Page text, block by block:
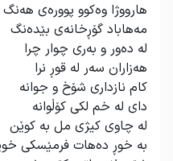
هارووژا وەكوو پوورەی هەنگ
مەهاباد گۆڕخانەی بێدەنگ
لە دەور و بەری چوار چرا
هەزاران سەر لە قوڕ نرا
كام نازداری شۆخ و جوانە
دای لە خم لكی كۆڵوانە
لە چاوی كیژی مل بە كوێن
بە خوڕ دەهات فرمێسكی